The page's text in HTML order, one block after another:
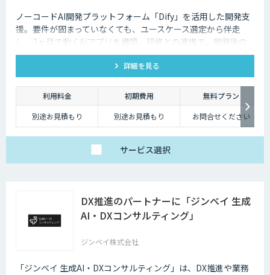
ノーコードAI開発プラットフォーム「Dify」を活用した開発支
援。要件が固まっていなくても、ユースケース選定から伴走
し、2ヶ月で動くAIアプリを構築。研修との連携で、開発後の
内製化・自走までサポートします。
詳細を見る
利用料金 初期費用
無料プラン
別途お見積もり
別途お見積もり お問合せください
サービス選択
DX推進のパートナーに「ジンベイ 生成
AI・DXコンサルティング」
ジンベイ株式会社
「ジンベイ 生成AI・DXコンサルティング」は、DX推進や業務